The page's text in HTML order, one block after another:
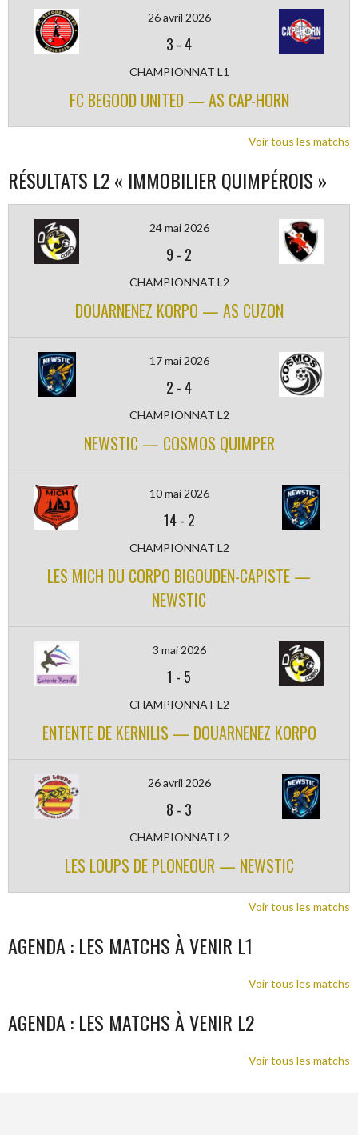
26 avril 2026
3 - 4
CHAMPIONNAT L1
FC BEGOOD UNITED — AS CAP-HORN
Voir tous les matchs
RÉSULTATS L2 « IMMOBILIER QUIMPÉROIS »
24 mai 2026
9 - 2
CHAMPIONNAT L2
DOUARNENEZ KORPO — AS CUZON
17 mai 2026
2 - 4
CHAMPIONNAT L2
NEWSTIC — COSMOS QUIMPER
10 mai 2026
14- 2
CHAMPIONNAT L2
LES MICH DU CORPO BIGOUDEN-CAPISTE —
NEWSTIC
3 mai 2026
1 - 5
CHAMPIONNAT L2
ENTENTE DE KERNILIS — DOUARNENEZ KORPO
26 avril 2026
8 - 3
CHAMPIONNAT L2
LES LOUPS DE PLONEOUR — NEWSTIC
Voir tous les matchs
AGENDA : LES MATCHS À VENIR L1
Voir tous les matchs
AGENDA : LES MATCHS À VENIR L2
Voir tous les matchs